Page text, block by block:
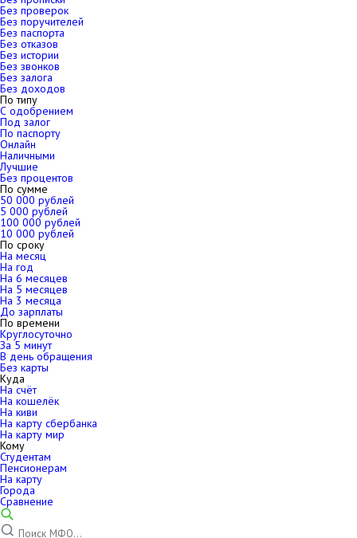
Без проверок
Без поручителей
Без паспорта
Без отказов
Без истории
Без звонков
Без залога
Без доходов
По типу
С одобрением
Под залог
По паспорту
Онлайн
Наличными
Лучшие
Без процентов
По сумме
50 000 рублей
5 000 рублей
100 000 рублей
10 000 рублей
По сроку
На месяц
На год
На 6 месяцев
На 5 месяцев
На 3 месяца
До зарплаты
По времени
Круглосуточно
За 5 минут
В день обращения
Без карты
Куда
На счёт
На кошелёк
На киви
На карту сбербанка
На карту мир
Кому
Студентам
Пенсионерам
На карту
Города
Сравнение